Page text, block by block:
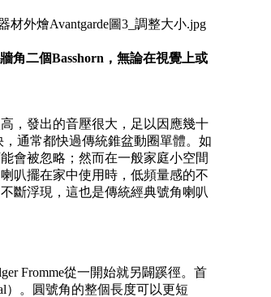
角二個Basshorn，無論在視覺上或
，發出的音壓很大，足以因應幾十
通常都快過傳統錐盆動圈單體。如
會被忽略；然而在一般家庭小空間
叭擺在家中使用時，低頻量感的不
斷浮現，這也是傳統經典號角喇叭
Fromme從一開始就另闢蹊徑。首
）。圓號角的整個長度可以更短